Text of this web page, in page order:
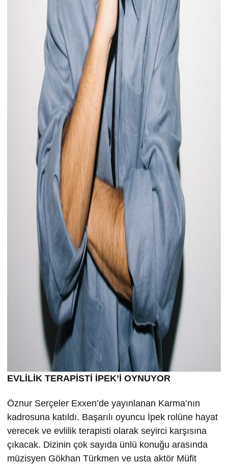
EVLİLİK TERAPİSTİ İPEK’İ OYNUYOR
Öznur Serçeler Exxen’de yayınlanan Karma’nın
kadrosuna katıldı. Başarılı oyuncu İpek rolüne hayat
verecek ve evlilik terapisti olarak seyirci karşısına
çıkacak. Dizinin çok sayıda ünlü konuğu arasında
müzisyen Gökhan Türkmen ve usta aktör Müfit